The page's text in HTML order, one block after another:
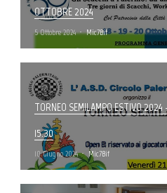
OTTOBRE 2024
5 Ottobre 2024 Mic7Bif
TORNEO SEMILAMPO ESTIVO 2024
15.30
10 Giugno 2024 Mic7Bif